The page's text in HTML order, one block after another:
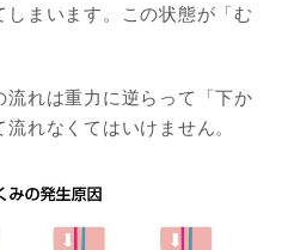
まいます。この状態が「む
れは重力に逆らって「下か
れなくてはいけません。